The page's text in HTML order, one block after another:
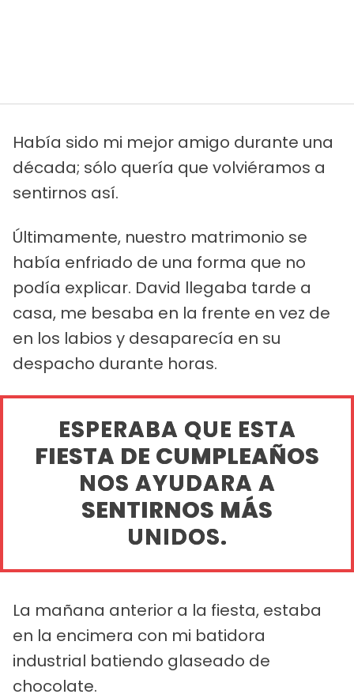
Había sido mi mejor amigo durante una
década; sólo quería que volviéramos a
sentirnos así.
Últimamente, nuestro matrimonio se
había enfriado de una forma que no
podía explicar. David llegaba tarde a
casa, me besaba en la frente en vez de
en los labios y desaparecía en su
despacho durante horas.
ESPERABA QUE ESTA
FIESTA DE CUMPLEAÑOS
NOS AYUDARA A
SENTIRNOS MÁS
UNIDOS.
La mañana anterior a la fiesta, estaba
en la encimera con mi batidora
industrial batiendo glaseado de
chocolate.